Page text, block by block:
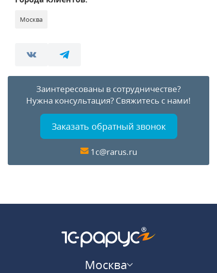
Москва
Заинтересованы в сотрудничестве?
Нужна консультация? Свяжитесь с нами!
Заказать обратный звонок
1c@rarus.ru
Москва